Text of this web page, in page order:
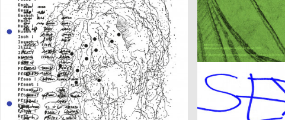
Claudiabasel Grafik & Interaktion CH
2021
Die Nase
Balmer Hählen
Foreign Agent – Live
figures CH
2021
Kunsthalle Fribourg 30/40 ans Jubilé
Atelier Bundi AG
Edgar